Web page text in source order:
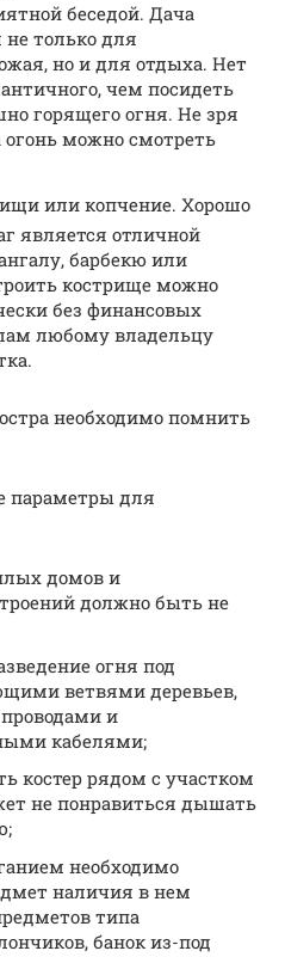
беседой. Дача
только для
но и для отдыха. Нет
чем посидеть
горящего огня. Не зря
огонь можно смотреть
или копчение. Хорошо
является отличной
барбекю или
кострище можно
без финансовых
любому владельцу
необходимо помнить
параметры для
домов и
должно быть не
огня под
ветвями деревьев,
и
кабелями;
костер рядом с участком
не понравиться дышать
необходимо
наличия в нем
типа
банок из-под